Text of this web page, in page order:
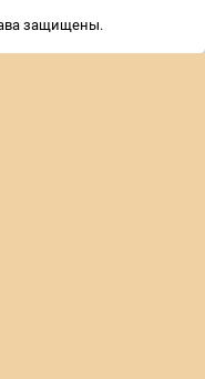
защищены.